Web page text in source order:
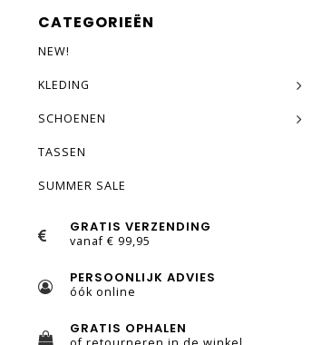
CATEGORIEËN
NEW!
KLEDING
SCHOENEN
TASSEN
SUMMER SALE
GRATIS VERZENDING
vanaf € 99,95
PERSOONLIJK ADVIES
óók online
GRATIS OPHALEN